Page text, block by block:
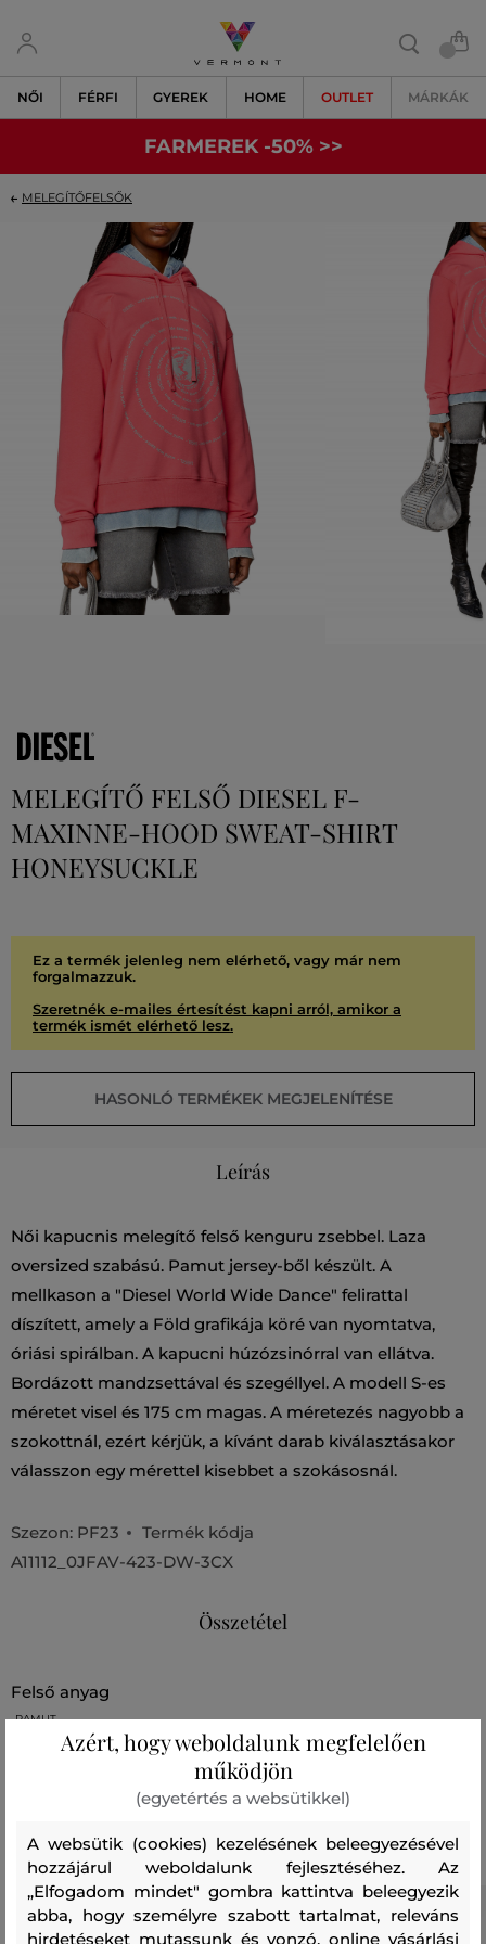
NŐI FÉRFI GYEREK HOME OUTLET MÁRKÁK
FARMEREK -50% >>
MELEGÍTŐFELSŐK
MELEGÍTŐ FELSŐ DIESEL F-
MAXINNE-HOOD SWEAT-SHIRT
HONEYSUCKLE
Ez a termék jelenleg nem elérhető, vagy már nem
forgalmazzuk.
Szeretnék e-mailes értesítést kapni arról, amikor a
termék ismét elérhető lesz.
HASONLÓ TERMÉKEK MEGJELENÍTÉSE
Leírás
Női kapucnis melegítő felső kenguru zsebbel. Laza
oversized szabású. Pamut jersey-ből készült. A
mellkason a "Diesel World Wide Dance" felirattal
díszített, amely a Föld grafikája köré van nyomtatva,
óriási spirálban. A kapucni húzózsinórral van ellátva.
Bordázott mandzsettával és szegéllyel. A modell S-es
méretet visel és 175 cm magas. A méretezés nagyobb a
szokottnál, ezért kérjük, a kívánt darab kiválasztásakor
válasszon egy mérettel kisebbet a szokásosnál.
Szezon: PF23
Termék kódja
A11112_0JFAV-423-DW-3CX
Összetétel
felső anyag
PAMUT
100 %
Ajánlott termékek
Azért, hogy weboldalunk megfelelően
működjön
(egyetértés a websütikkel)
A websütik (cookies) kezelésének beleegyezésével
hozzájárul weboldalunk fejlesztéséhez. Az
„Elfogadom mindet" gombra kattintva beleegyezik
abba, hogy személyre szabott tartalmat, releváns
hirdetéseket mutassunk és vonzó, online vásárlási